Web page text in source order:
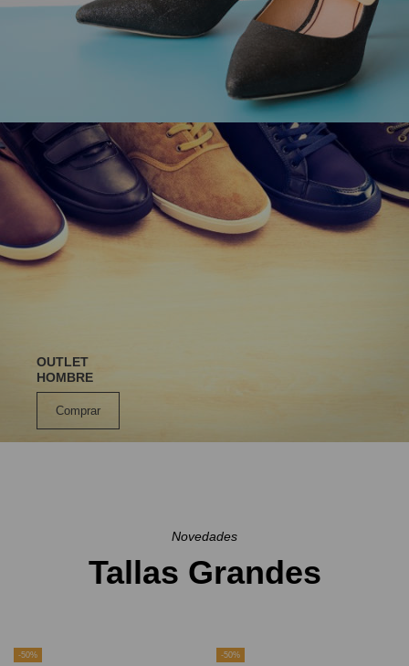
OUTLET
HOMBRE
Comprar
Novedades
Tallas Grandes
-50% -50%